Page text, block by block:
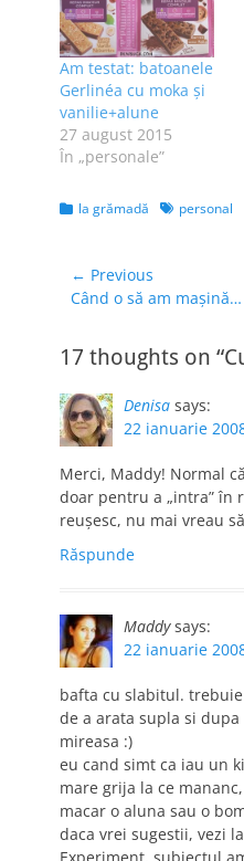
Am testat: batoanele
Gerlinéa cu moka și
vanilie+alune
27 august 2015
În „personale”
Categories
la grămadă Tagspersonal
Navigare
în
← Previous
Previous
Când o să am maşină…
17 thoughts on
Denisa says:
22 ianuarie
Merci, Maddy! Normal
doar pentru a „intra” în
reuşesc, nu mai vreau
Răspunde
Maddy says:
22 ianuarie
bafta cu slabitul.
de a arata supla si
mireasa :)
eu cand simt ca iau un
mare grija la ce
macar o aluna sau o
daca vrei sugestii, vezi